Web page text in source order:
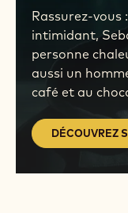
Rassurez-vous
intimidant,
personne
aussi un
café et au
DÉCOUVREZ